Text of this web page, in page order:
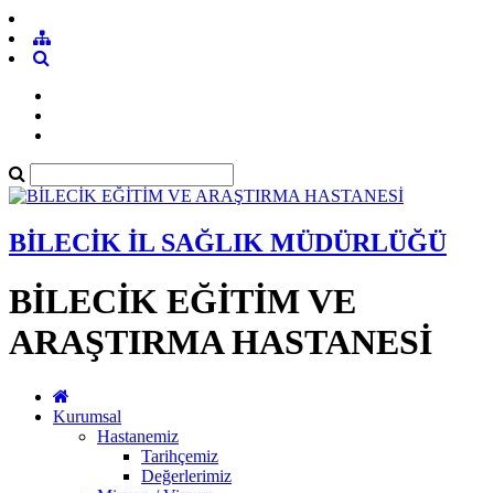
BİLECİK İL SAĞLIK MÜDÜRLÜĞÜ
BİLECİK EĞİTİM VE
ARAŞTIRMA HASTANESİ
Kurumsal
Hastanemiz
Tarihçemiz
Değerlerimiz